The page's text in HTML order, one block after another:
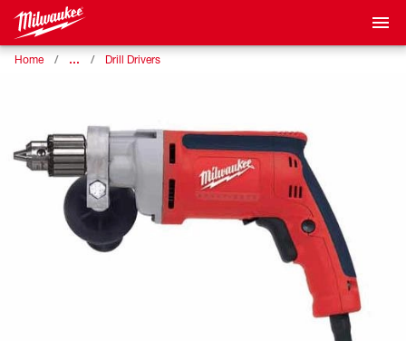
Home … Drill Drivers